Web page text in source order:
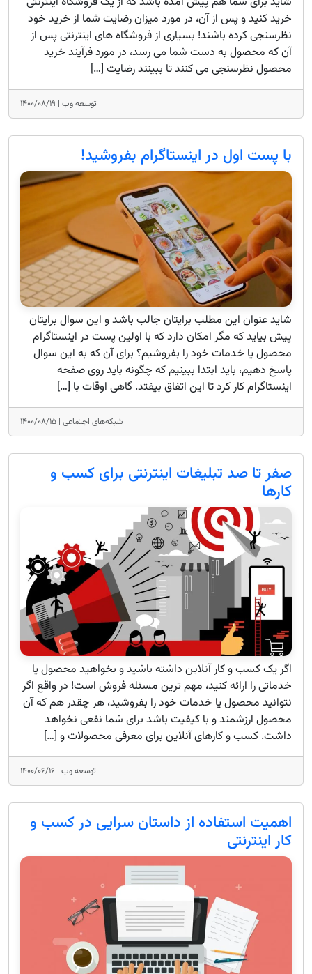
خرید کنید و پس از آن، در مورد میزان رضایت شما از خرید خود
نظرسنجی کرده باشند! بسیاری از فروشگاه های اینترنتی پس از
آن که محصول به دست شما می رسد، در مورد فرآیند خرید
محصول نظرسنجی می کنند تا ببینند رضایت […]
توسعه وب | ۱۴۰۰/۰۸/۱۹
با پست اول در اینستاگرام بفروشید!
شاید عنوان این مطلب برایتان جالب باشد و این سوال برایتان
پیش بیاید که مگر امکان دارد که با اولین پست در اینستاگرام
محصول یا خدمات خود را بفروشیم؟ برای آن که به این سوال
پاسخ دهیم، باید ابتدا ببینیم که چگونه باید روی صفحه
اینستاگرام کار کرد تا این اتفاق بیفتد. گاهی اوقات با […]
شبکه‌های اجتماعی | ۱۴۰۰/۰۸/۱۵
صفر تا صد تبلیغات اینترنتی برای کسب و
کارها
اگر یک کسب و کار آنلاین داشته باشید و بخواهید محصول یا
خدماتی را ارائه کنید، مهم ترین مسئله فروش است! در واقع اگر
نتوانید محصول یا خدمات خود را بفروشید، هر چقدر هم که آن
محصول ارزشمند و با کیفیت باشد برای شما نفعی نخواهد
داشت. کسب و کارهای آنلاین برای معرفی محصولات و […]
توسعه وب | ۱۴۰۰/۰۶/۱۶
اهمیت استفاده از داستان سرایی در کسب و
کار اینترنتی